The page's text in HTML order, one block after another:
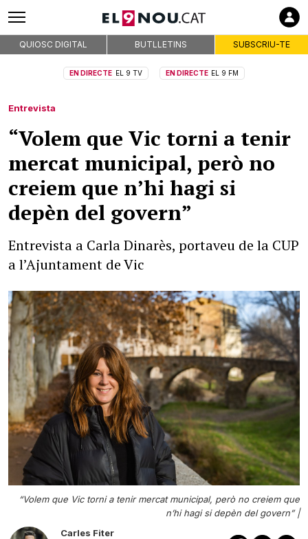
QUIOSC DIGITAL BUTLLETINS SUBSCRIU-TE
EN DIRECTE EL 9 TV EN DIRECTE EL 9 FM
Entrevista
“Volem que Vic torni a tenir
mercat municipal, però no
creiem que n’hi hagi si
depèn del govern”
Entrevista a Carla Dinarès, portaveu de la CUP
a l’Ajuntament de Vic
“Volem que Vic torni a tenir mercat municipal, però no creiem que
n’hi hagi si depèn del govern” |
Carles Fiter